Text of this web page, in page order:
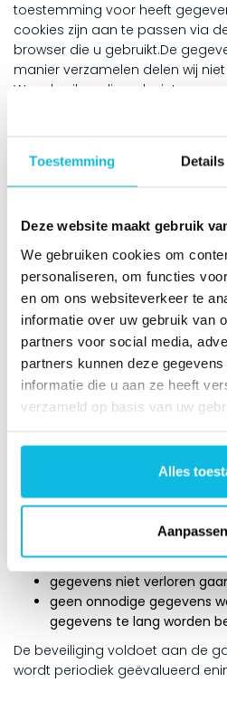
Toestemming Details
Deze website maakt gebruik
We gebruiken cookies om
personaliseren, om functies
en om ons websiteverkeer te
informatie over uw gebruik van
partners voor social media,
partners kunnen deze
informatie die u aan ze heeft
verzameld op basis van uw
Alles
Aanpassen
toestemming voor heeft
cookies zijn aan te passen via
browser die u gebruikt.De
manier verzamelen delen wij
Wegebruiken die ook niet om u
informatie te verstrekken.Meer
Uw rechten
de persoonsgegevens die
Wijzigingen hierop, of verzoeken
gegevens uitonze
doorgeven. Wij zullen dat
week uitvoeren. Gegevens in
worden bewaard conform
belastingdienst.Verzoeken
info@thebackbone.nl.Als u
waarop wij met uw
u het recht een klacht in te
Persoonsgegevens.
Beveiliging
The Backbone heeft alle
in programma’s en bestanden
samenwerking met onze
alleen geautoriseerde
gegevens niet verloren
geen onnodige gegevens
gegevens te lang worden
De beveiliging voldoet aan de
wordt periodiek geëvalueerd